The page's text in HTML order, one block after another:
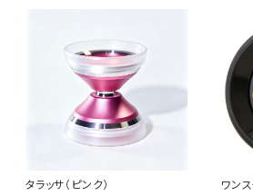
タラッサ（ピンク） ワン